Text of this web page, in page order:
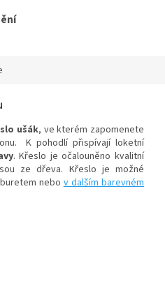
ušák, ve kterém zapomenete
K pohodlí přispívají loketní
. Křeslo je očalouněno kvalitní
ze dřeva. Křeslo je možné
nebov dalším barevném